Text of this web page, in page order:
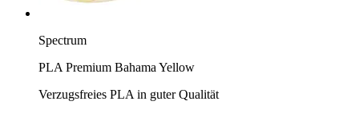
Spectrum
PLA Premium Bahama Yellow
Verzugsfreies PLA in guter Qualität